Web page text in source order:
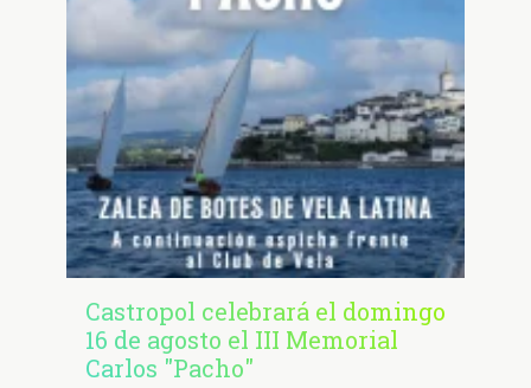
Castropol celebrará el domingo
16 de agosto el III Memorial
Carlos "Pacho"